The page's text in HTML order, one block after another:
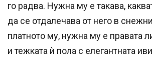
го радва. Нужна му е такава,
да се отдалечава от него в
платното му, нужна му е правата
и тежката ѝ пола с елегантната